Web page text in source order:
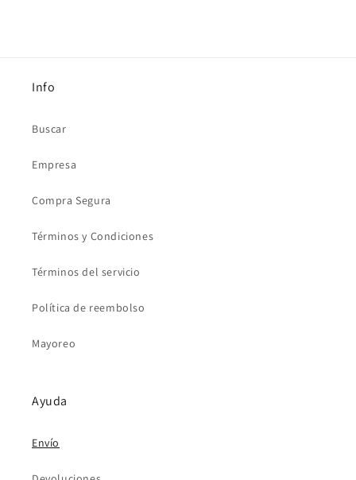
Info
Buscar
Empresa
Compra Segura
Términos y Condiciones
Términos del servicio
Política de reembolso
Mayoreo
Ayuda
Envío